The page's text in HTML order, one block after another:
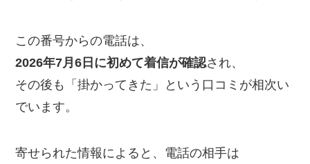
この番号からの電話は、
2026年7月6日に初めて着信が確認され、
その後も「掛かってきた」という口コミが相次い
でいます。
寄せられた情報によると、電話の相手は